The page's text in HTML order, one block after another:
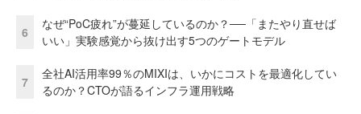
6
なぜ“PoC疲れ”が蔓延しているのか？──「またやり直せば
いい」実験感覚から抜け出す5つのゲートモデル
7
全社AI活用率99％のMIXIは、いかにコストを最適化してい
るのか？CTOが語るインフラ運用戦略